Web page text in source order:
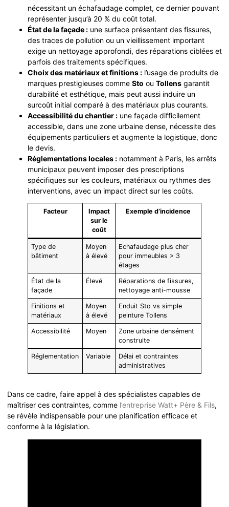
nécessitant un échafaudage complet, ce dernier pouvant
représenter jusqu’à 20 % du coût total.
État de la façade : une surface présentant des fissures,
des traces de pollution ou un vieillissement important
exige un nettoyage approfondi, des réparations ciblées et
parfois des traitements spécifiques.
Choix des matériaux et finitions : l’usage de produits de
marques prestigieuses comme Sto ou Tollens garantit
durabilité et esthétique, mais peut aussi induire un
surcoût initial comparé à des matériaux plus courants.
Accessibilité du chantier : une façade difficilement
accessible, dans une zone urbaine dense, nécessite des
équipements particuliers et augmente la logistique, donc
le devis.
Réglementations locales : notamment à Paris, les arrêts
municipaux peuvent imposer des prescriptions
spécifiques sur les couleurs, matériaux ou rythmes des
interventions, avec un impact direct sur les coûts.
Facteur
Impact
sur le
coût
Exemple d’incidence
Type de
bâtiment
Moyen
à élevé
Echafaudage plus cher
pour immeubles > 3
étages
État de la
façade
Élevé
Réparations de fissures,
nettoyage anti-mousse
Finitions et
matériaux
Moyen
à élevé
Enduit Sto vs simple
peinture Tollens
Accessibilité Moyen
Zone urbaine densément
construite
Réglementation Variable
Délai et contraintes
administratives
Dans ce cadre, faire appel à des spécialistes capables de
maîtriser ces contraintes, comme l’entreprise Watt+ Père & Fils,
se révèle indispensable pour une planification efficace et
conforme à la législation.